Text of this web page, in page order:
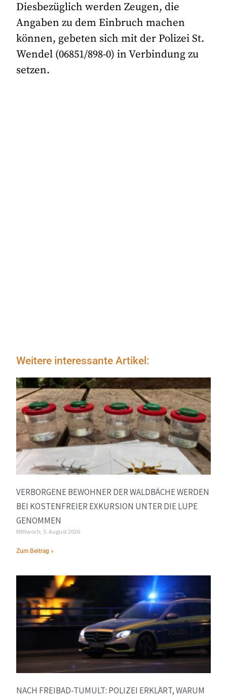
Diesbezüglich werden Zeugen, die
Angaben zu dem Einbruch machen
können, gebeten sich mit der Polizei St.
Wendel (06851/898-0) in Verbindung zu
setzen.
Weitere interessante Artikel:
VERBORGENE BEWOHNER DER WALDBÄCHE WERDEN
BEI KOSTENFREIER EXKURSION UNTER DIE LUPE
GENOMMEN
Mittwoch, 5. August 2026
Zum Beitrag »
NACH FREIBAD-TUMULT: POLIZEI ERKLÄRT, WARUM